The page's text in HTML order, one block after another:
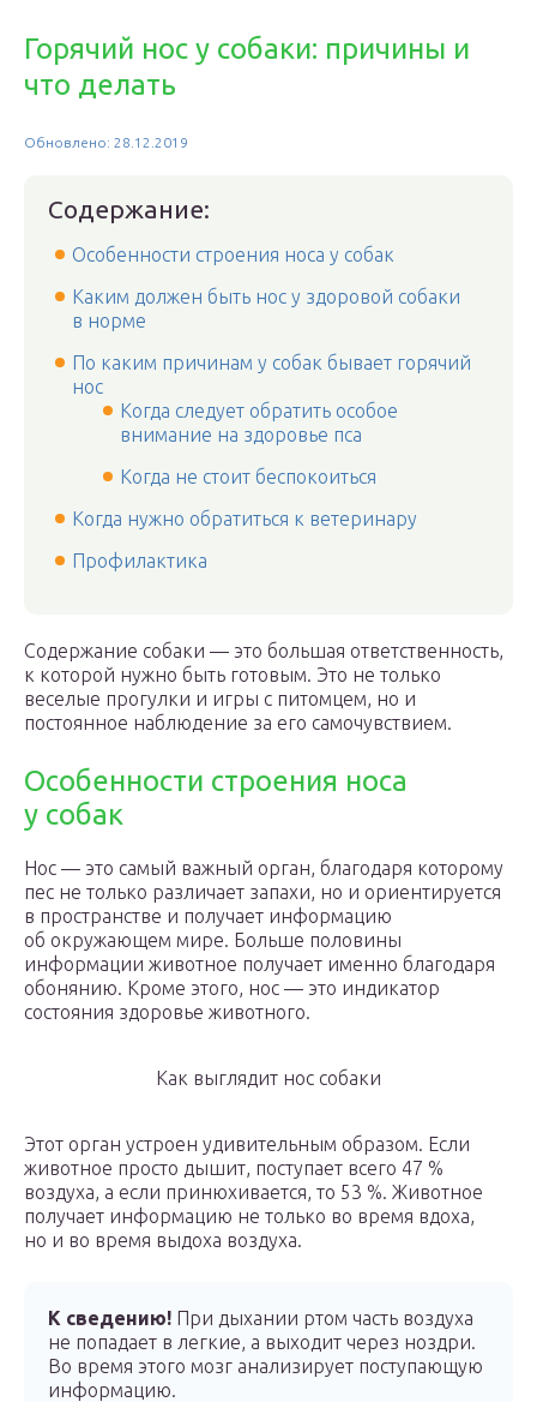
Горячий нос у собаки: причины и
что делать
Обновлено: 28.12.2019
Содержание:
Особенности строения носа у собак
Каким должен быть нос у здоровой собаки
в норме
По каким причинам у собак бывает горячий
нос
Когда следует обратить особое
внимание на здоровье пса
Когда не стоит беспокоиться
Когда нужно обратиться к ветеринару
Профилактика
Содержание собаки — это большая ответственность,
к которой нужно быть готовым. Это не только
веселые прогулки и игры с питомцем, но и
постоянное наблюдение за его самочувствием.
Особенности строения носа
у собак
Нос — это самый важный орган, благодаря которому
пес не только различает запахи, но и ориентируется
в пространстве и получает информацию
об окружающем мире. Больше половины
информации животное получает именно благодаря
обонянию. Кроме этого, нос — это индикатор
состояния здоровье животного.
Как выглядит нос собаки
Этот орган устроен удивительным образом. Если
животное просто дышит, поступает всего 47 %
воздуха, а если принюхивается, то 53 %. Животное
получает информацию не только во время вдоха,
но и во время выдоха воздуха.
К сведению! При дыхании ртом часть воздуха
не попадает в легкие, а выходит через ноздри.
Во время этого мозг анализирует поступающую
информацию.